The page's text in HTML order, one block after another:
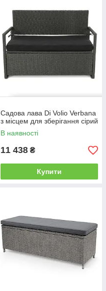
Садова лава Di Volio Verbana
з місцем для зберігання сірий
В наявності
11 438 ₴
Купити